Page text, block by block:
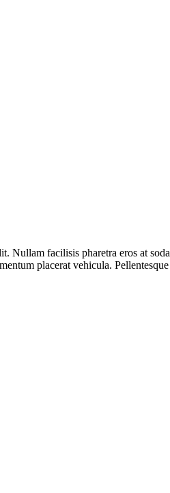
Nullam facilisis pharetra eros at
placerat vehicula.